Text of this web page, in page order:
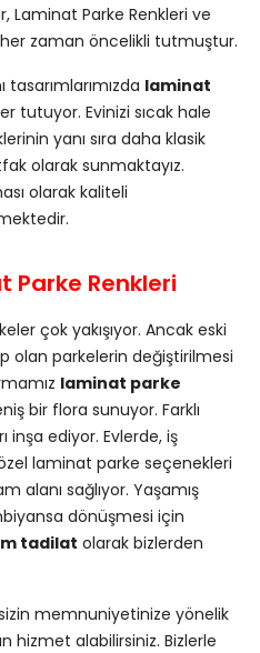
Laminat Parke Renkleri ve
her zaman öncelikli tutmuştur.
laminat
tutuyor. Evinizi sıcak hale
yanı sıra daha klasik
olarak sunmaktayız.
olarak kaliteli
Parke Renkleri
çok yakışıyor. Ancak eski
olan parkelerin değiştirilmesi
laminat parke
bir flora sunuyor. Farklı
inşa ediyor. Evlerde, iş
laminat parke seçenekleri
alanı sağlıyor. Yaşamış
dönüşmesi için
tadilat olarak bizlerden
memnuniyetinize yönelik
hizmet alabilirsiniz. Bizlerle